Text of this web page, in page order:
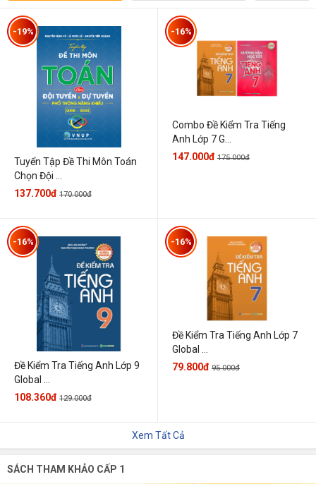
Tuyển Tập Đề Thi Môn Toán
Chọn Đội ...
-19%
137.700đ 170.000đ
Combo Đề Kiểm Tra Tiếng
Anh Lớp 7 G...
-16%
147.000đ 175.000đ
Đề Kiểm Tra Tiếng Anh Lớp 9
Global ...
-16%
108.360đ 129.000đ
Đề Kiểm Tra Tiếng Anh Lớp 7
Global ...
-16%
79.800đ 95.000đ
Xem Tất Cả
SÁCH THAM KHẢO CẤP 1